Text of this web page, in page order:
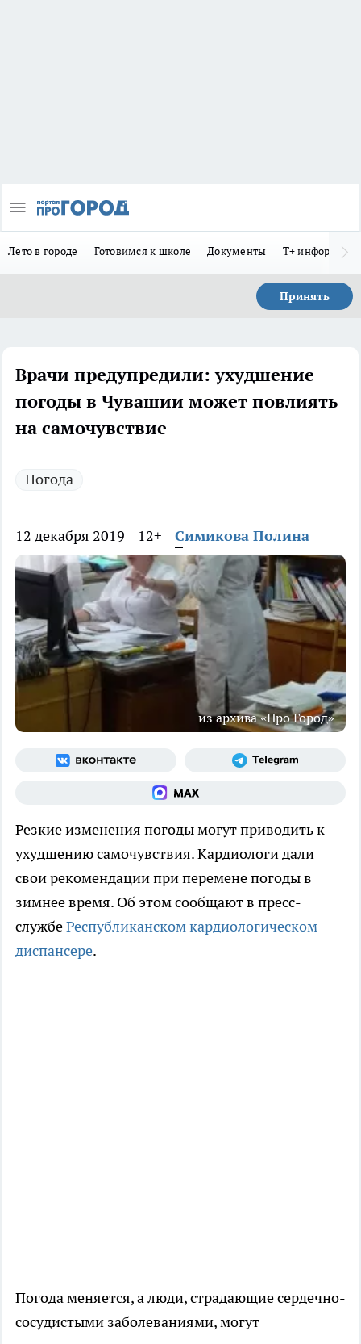
Лето в городе Готовимся к школе Документы Т+
Принять
Врачи предупредили: ухудшение
погоды в Чувашии может повлиять
на самочувствие
Погода
12 декабря 2019 12+ Симикова Полина
из архива «Про Город»
Резкие изменения погоды могут приводить к
ухудшению самочувствия. Кардиологи дали
свои рекомендации при перемене погоды в
зимнее время. Об этом сообщают в пресс-
службеРеспубликанском кардиологическом
диспансере.
Погода меняется, а люди, страдающие сердечно-
сосудистыми заболеваниями, могут